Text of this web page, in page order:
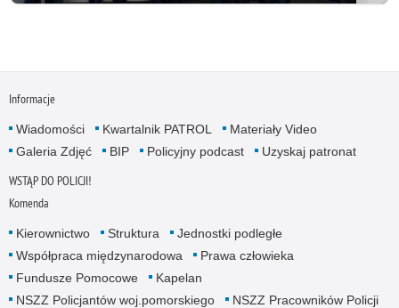
Informacje
Wiadomości Kwartalnik PATROL
Materiały Video
Galeria Zdjęć
BIP Policyjny podcast Uzyskaj patronat
WSTĄP DO POLICJI!
Komenda
Kierownictwo Struktura
Jednostki podległe
Współpraca międzynarodowa
Prawa człowieka
Fundusze Pomocowe
Kapelan
NSZZ Policjantów woj.pomorskiego
NSZZ Pracowników Policji